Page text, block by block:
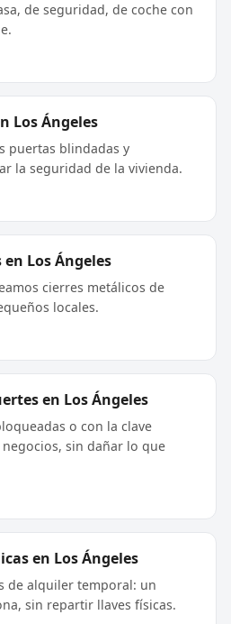
de seguridad, de coche con
Los Ángeles
puertas blindadas y
la seguridad de la vivienda.
Los Ángeles
cierres metálicos de
locales.
en Los Ángeles
o con la clave
sin dañar lo que
en Los Ángeles
de alquiler temporal: un
sin repartir llaves físicas.